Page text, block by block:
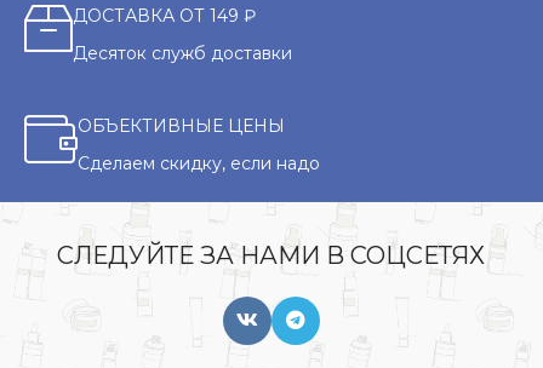
ДОСТАВКА ОТ 149 ₽
Десяток служб доставки
ОБЪЕКТИВНЫЕ ЦЕНЫ
Сделаем скидку, если надо
СЛЕДУЙТЕ ЗА НАМИ В СОЦСЕТЯХ